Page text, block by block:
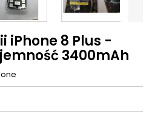
iPhone 8 Plus -
3400mAh